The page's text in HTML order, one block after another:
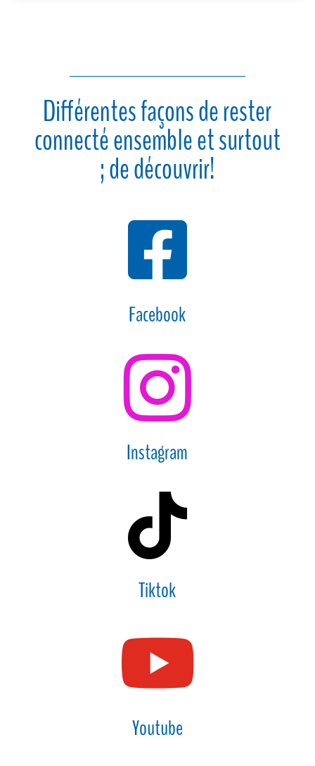
Différentes façons de rester
connecté ensemble et surtout
; de découvrir!

Facebook

Instagram

Tiktok

Youtube